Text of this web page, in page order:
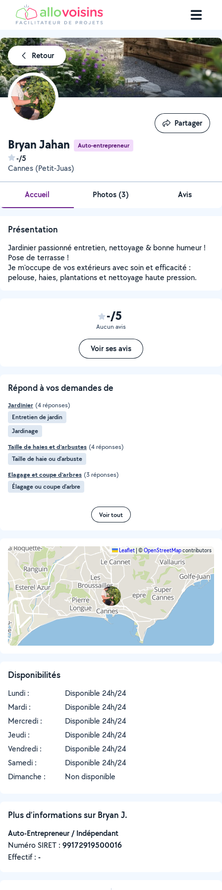
Retour
Bryan Jahan Auto-entrepreneur
-/5
Cannes (Petit-Juas)
Partager
Partager
Accueil Photos (3) Avis
Présentation
Jardinier passionné entretien, nettoyage & bonne humeur !
Pose de terrasse !
Je m'occupe de vos extérieurs avec soin et efficacité :
pelouse, haies, plantations et nettoyage haute pression.
-/5
Aucun avis
Voir ses avis
Répond à vos demandes de
Jardinier (4 réponses)
Entretien de jardin
Jardinage
Taille de haies et d'arbustes (4 réponses)
Taille de haie ou d'arbuste
Elagage et coupe d'arbres (3 réponses)
Élagage ou coupe d'arbre
Voir tout
Leaflet ©OpenStreetMapcontributors
Disponibilités
Lundi :
Disponible 24h/24
Mardi :
Disponible 24h/24
Mercredi :
Disponible 24h/24
Jeudi :
Disponible 24h/24
Vendredi :
Disponible 24h/24
Samedi :
Disponible 24h/24
Dimanche :
Non disponible
Plus d’informations sur Bryan J.
Auto-Entrepreneur / Indépendant
Numéro SIRET : ‍99172919500016
Effectif : -